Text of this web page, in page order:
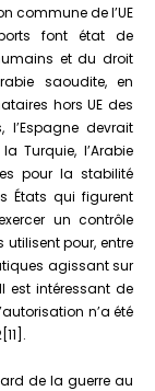
commune de l’UE
font état de
et du droit
saoudite, en
hors UE des
devrait
Turquie, l’Arabie
pour la stabilité
États qui figurent
un contrôle
utilisent pour, entre
agissant sur
est intéressant de
n’a été
de la guerre au